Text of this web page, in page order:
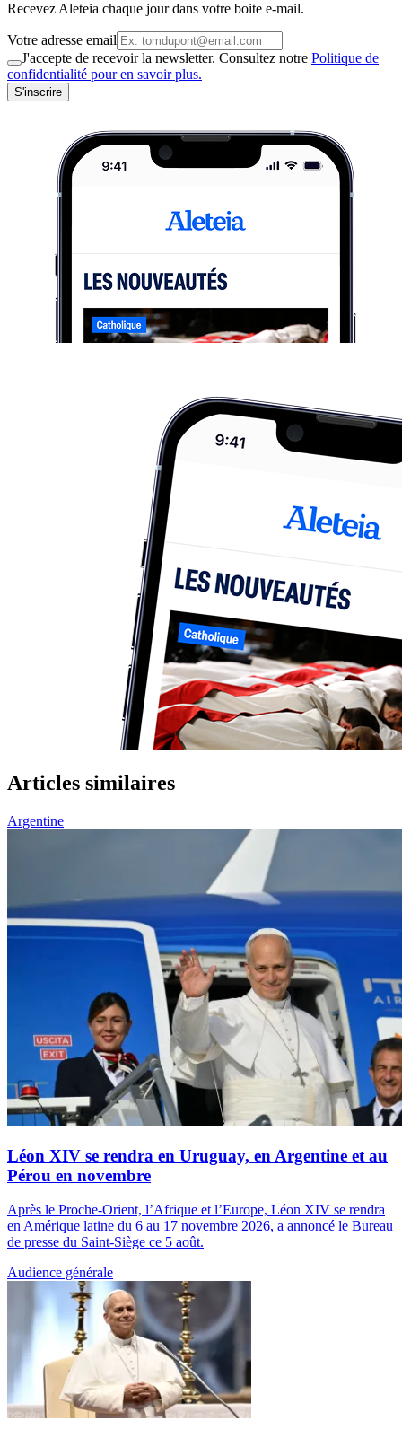
Recevez Aleteia chaque jour dans votre boite e-mail.
Votre adresse email
J'accepte de recevoir la newsletter. Consultez notre Politique de
confidentialité pour en savoir plus.
S'inscrire
Articles similaires
Argentine
Léon XIV se rendra en Uruguay, en Argentine et au
Pérou en novembre
Après le Proche-Orient, l’Afrique et l’Europe, Léon XIV se rendra
en Amérique latine du 6 au 17 novembre 2026, a annoncé le Bureau
de presse du Saint-Siège ce 5 août.
Audience générale